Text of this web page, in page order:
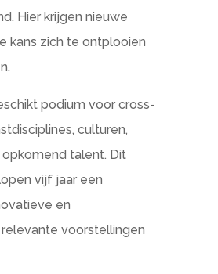
Hier krijgen nieuwe
kans zich te ontplooien
podium voor cross-
culturen,
talent. Dit
vijf jaar een
en
voorstellingen